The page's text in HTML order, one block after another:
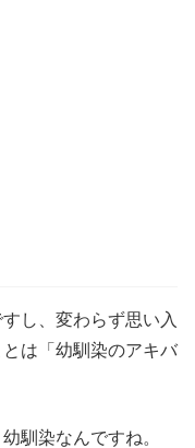
し、変わらず思い入
は「幼馴染のアキバ
馴染なんですね。